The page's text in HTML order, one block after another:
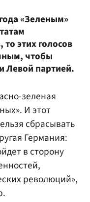
«Зеленым»
этих голосов
чтобы
Левой партией.
зеленая
И этот
сбрасывать
Германия:
в сторону
революций»,